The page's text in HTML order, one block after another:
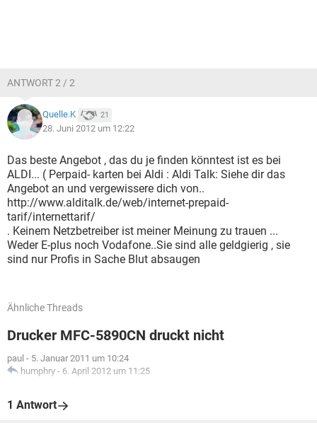
ANTWORT 2 / 2
Quelle.K 21
28. Juni 2012 um 12:22
Das beste Angebot , das du je finden könntest ist es bei
ALDI... ( Perpaid- karten bei Aldi : Aldi Talk: Siehe dir das
Angebot an und vergewissere dich von..
http://www.alditalk.de/web/internet-prepaid-
tarif/internettarif/
. Keinem Netzbetreiber ist meiner Meinung zu trauen ...
Weder E-plus noch Vodafone..Sie sind alle geldgierig , sie
sind nur Profis in Sache Blut absaugen
Ähnliche Threads
Drucker MFC-5890CN druckt nicht
paul - 5. Januar 2011 um 10:24
humphry - 6. April 2012 um 11:25
1 Antwort